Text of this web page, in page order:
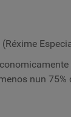
nun 75%